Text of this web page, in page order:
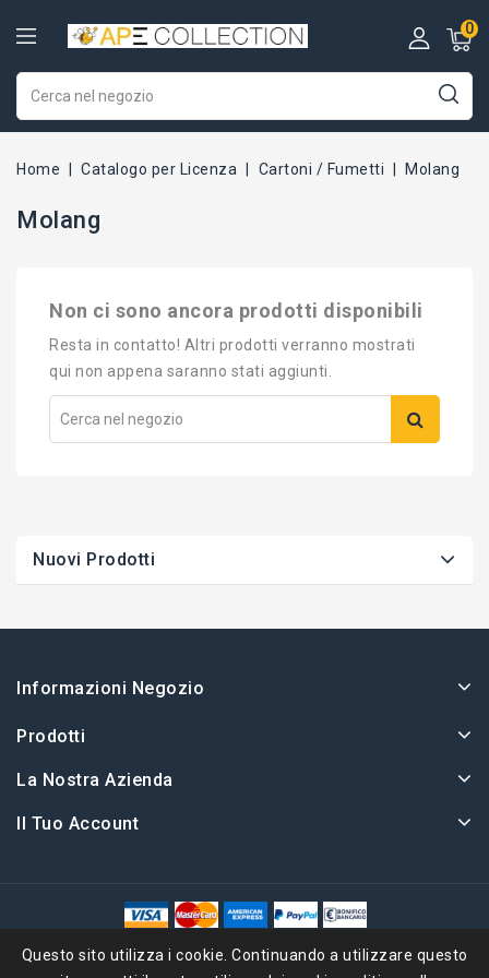
0
Home Catalogo per Licenza Cartoni / Fumetti Molang
Molang
Non ci sono ancora prodotti disponibili
Resta in contatto! Altri prodotti verranno mostrati
qui non appena saranno stati aggiunti.
Nuovi Prodotti
Informazioni Negozio
Prodotti
La Nostra Azienda
Il Tuo Account
Questo sito utilizza i cookie. Continuando a utilizzare questo
© 2026 - Ape Collection Srl